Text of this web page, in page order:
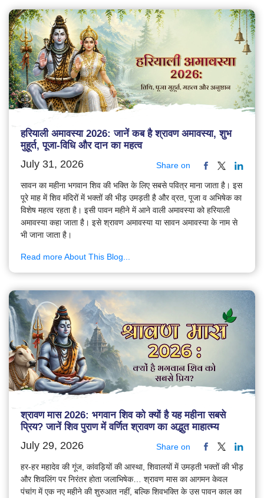
हरियाली अमावस्या 2026: जानें कब है श्रावण अमावस्या, शुभ
मुहूर्त, पूजा-विधि और दान का महत्व
July 31, 2026 Share on
सावन का महीना भगवान शिव की भक्ति के लिए सबसे पवित्र माना जाता है। इस
पूरे माह में शिव मंदिरों में भक्तों की भीड़ उमड़ती है और व्रत, पूजा व अभिषेक का
विशेष महत्व रहता है। इसी पावन महीने में आने वाली अमावस्या को हरियाली
अमावस्या कहा जाता है। इसे श्रावण अमावस्या या सावन अमावस्या के नाम से
भी जाना जाता है।
Read more About This Blog...
श्रावण मास 2026: भगवान शिव को क्यों है यह महीना सबसे
प्रिय? जानें शिव पुराण में वर्णित श्रावण का अद्भुत माहात्म्य
July 29, 2026 Share on
हर-हर महादेव की गूंज, कांवड़ियों की आस्था, शिवालयों में उमड़ती भक्तों की भीड़
और शिवलिंग पर निरंतर होता जलाभिषेक… श्रावण मास का आगमन केवल
पंचांग में एक नए महीने की शुरुआत नहीं, बल्कि शिवभक्ति के उस पावन काल का